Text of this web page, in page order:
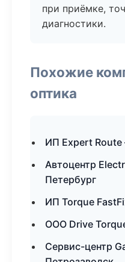
при приёмке,
диагностики.
Похожие
оптика
ИП Expert
Автоцентр
Петербург
ИП Torque
ООО Drive
Сервис-центр